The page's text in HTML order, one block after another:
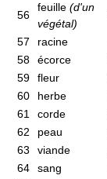
56
feuille (d'un
végétal)
57 racine
58
écorce
59
fleur
60
herbe
61
corde
62
peau
63
viande
64
sang